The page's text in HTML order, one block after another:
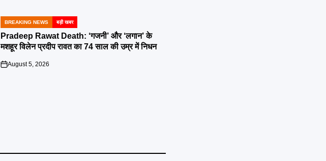
POSTED
IN
BREAKING NEWS बड़ी खबर
Pradeep Rawat Death: ‘गजनी’ और ‘लगान’ के
मशहूर विलेन प्रदीप रावत का 74 साल की उम्र में निधन
on
August 5, 2026